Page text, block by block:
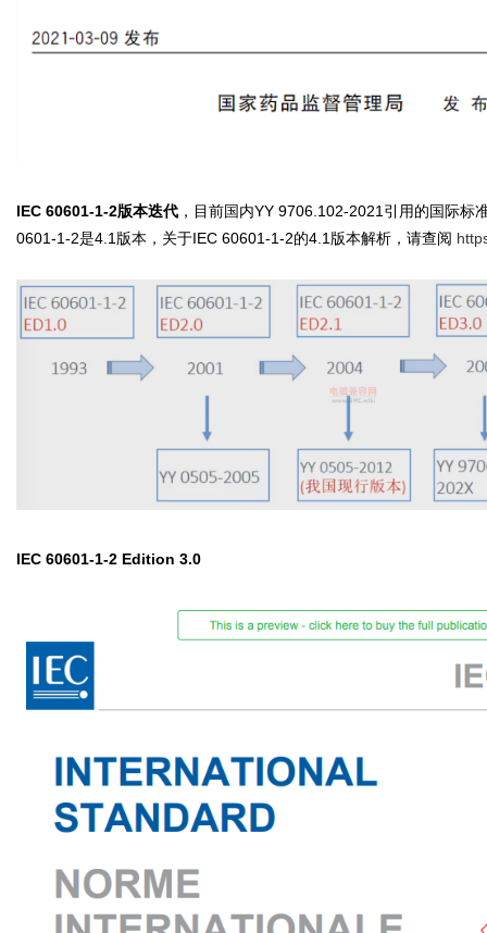
IEC 60601-1-2版本迭代 ，目前国内YY 9706.102-2021引用的国际
0601-1-2是4.1版本，关于IEC 60601-1-2的4.1版本解析，请查阅
IEC 60601-1-2 Edition 3.0